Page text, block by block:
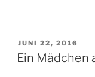
VERÖFFENTLICHT
AM
JUNI 22, 2016
Ein Mädchen